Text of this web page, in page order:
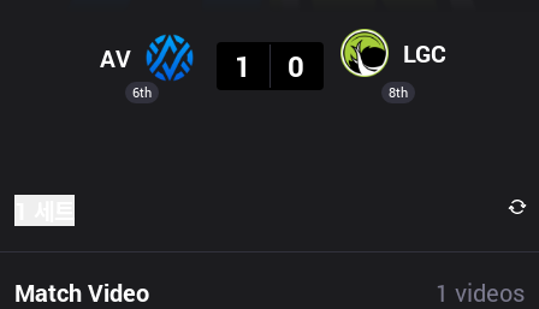
6th
AV
1
0 LGC
8th
Match Video 1 videos